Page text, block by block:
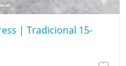
| Tradicional 15-